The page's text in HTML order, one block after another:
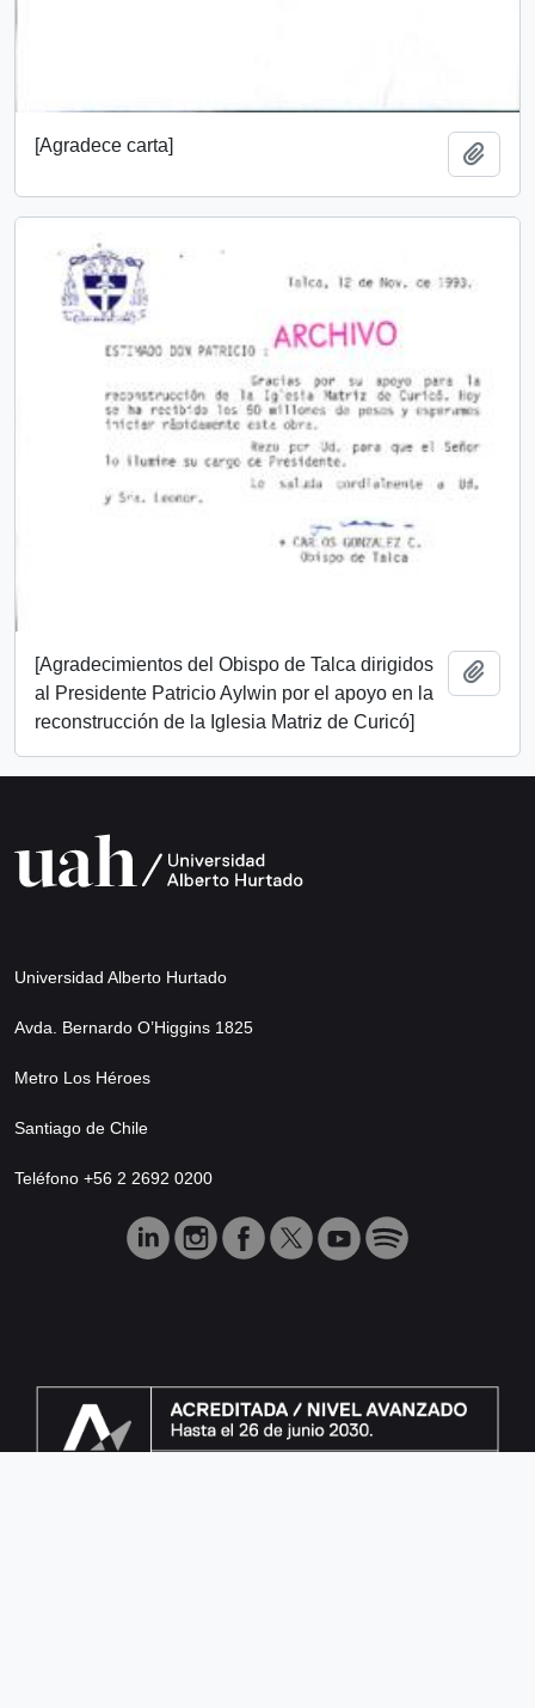
[Agradece carta]
[Agradecimientos del Obispo de Talca dirigidos
al Presidente Patricio Aylwin por el apoyo en la
reconstrucción de la Iglesia Matriz de Curicó]
Universidad Alberto Hurtado
Avda. Bernardo O’Higgins 1825
Metro Los Héroes
Santiago de Chile
Teléfono +56 2 2692 0200